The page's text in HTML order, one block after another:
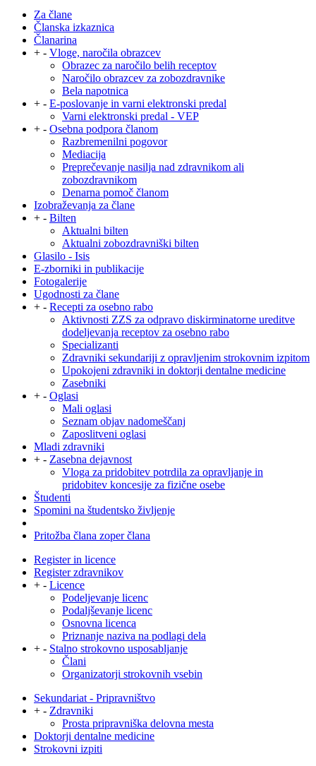
Za člane
Članska izkaznica
Članarina
+ - Vloge, naročila obrazcev
Obrazec za naročilo belih receptov
Naročilo obrazcev za zobozdravnike
Bela napotnica
+ - E-poslovanje in varni elektronski predal
Varni elektronski predal - VEP
+ - Osebna podpora članom
Razbremenilni pogovor
Mediacija
Preprečevanje nasilja nad zdravnikom ali
zobozdravnikom
Denarna pomoč članom
Izobraževanja za člane
+ - Bilten
Aktualni bilten
Aktualni zobozdravniški bilten
Glasilo - Isis
E-zborniki in publikacije
Fotogalerije
Ugodnosti za člane
+ - Recepti za osebno rabo
Aktivnosti ZZS za odpravo diskirminatorne ureditve
dodeljevanja receptov za osebno rabo
Specializanti
Zdravniki sekundariji z opravljenim strokovnim izpitom
Upokojeni zdravniki in doktorji dentalne medicine
Zasebniki
+ - Oglasi
Mali oglasi
Seznam objav nadomeščanj
Zaposlitveni oglasi
Mladi zdravniki
+ - Zasebna dejavnost
Vloga za pridobitev potrdila za opravljanje in
pridobitev koncesije za fizične osebe
Študenti
Spomini na študentsko življenje
Pritožba člana zoper člana
Register in licence
Register zdravnikov
+ - Licence
Podeljevanje licenc
Podaljševanje licenc
Osnovna licenca
Priznanje naziva na podlagi dela
+ - Stalno strokovno usposabljanje
Člani
Organizatorji strokovnih vsebin
Sekundariat - Pripravništvo
+ - Zdravniki
Prosta pripravniška delovna mesta
Doktorji dentalne medicine
Strokovni izpiti